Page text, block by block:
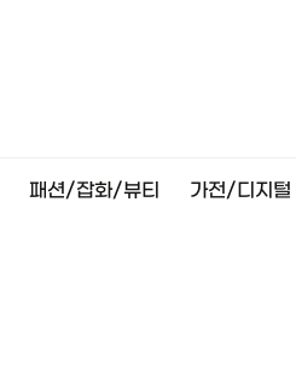
패션/잡화/뷰티 가전/디지털